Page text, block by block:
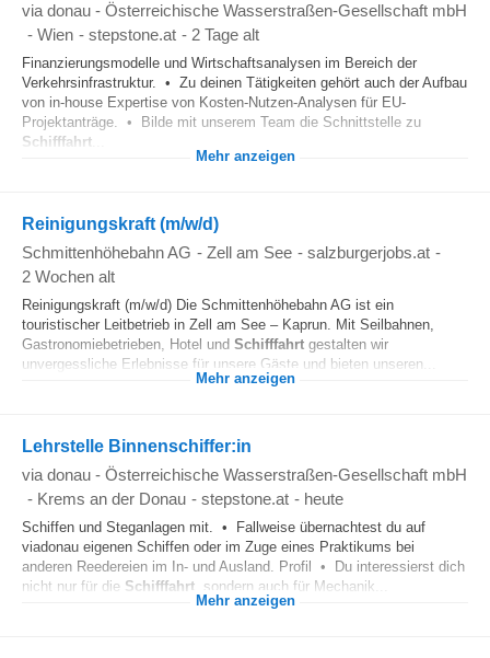
via donau - Österreichische Wasserstraßen-Gesellschaft mbH
- Wien - stepstone.at - 2 Tage alt
Finanzierungsmodelle und Wirtschaftsanalysen im Bereich der
Verkehrsinfrastruktur. • Zu deinen Tätigkeiten gehört auch der Aufbau
von in-house Expertise von Kosten-Nutzen-Analysen für EU-
Projektanträge. • Bilde mit unserem Team die Schnittstelle zu
Schifffahrt
Mehr anzeigen
Reinigungskraft (m/w/d)
Schmittenhöhebahn AG - Zell am See - salzburgerjobs.at -
2 Wochen alt
Reinigungskraft (m/w/d) Die Schmittenhöhebahn AG ist ein
touristischer Leitbetrieb in Zell am See – Kaprun. Mit Seilbahnen,
Gastronomiebetrieben, Hotel und Schifffahrt gestalten wir
unvergessliche Erlebnisse für unsere Gäste und bieten unseren...
Mehr anzeigen
Lehrstelle Binnenschiffer:in
via donau - Österreichische Wasserstraßen-Gesellschaft mbH
- Krems an der Donau - stepstone.at - heute
Schiffen und Steganlagen mit. • Fallweise übernachtest du auf
viadonau eigenen Schiffen oder im Zuge eines Praktikums bei
anderen Reedereien im In- und Ausland. Profil • Du interessierst dich
nicht nur für die Schifffahrt , sondern auch für Mechanik...
Mehr anzeigen